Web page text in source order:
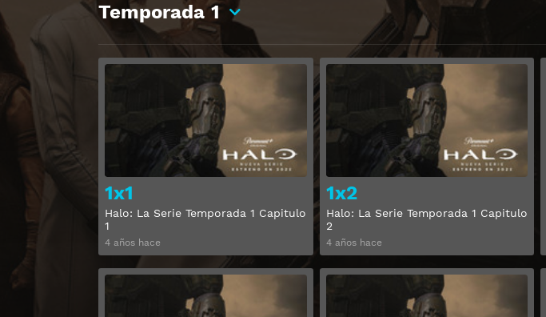
Temporada 1
1x1
Halo: La Serie Temporada 1 Capitulo
1
4 años hace
1x2
Halo: La Serie Temporada 1 Capitulo
2
4 años hace